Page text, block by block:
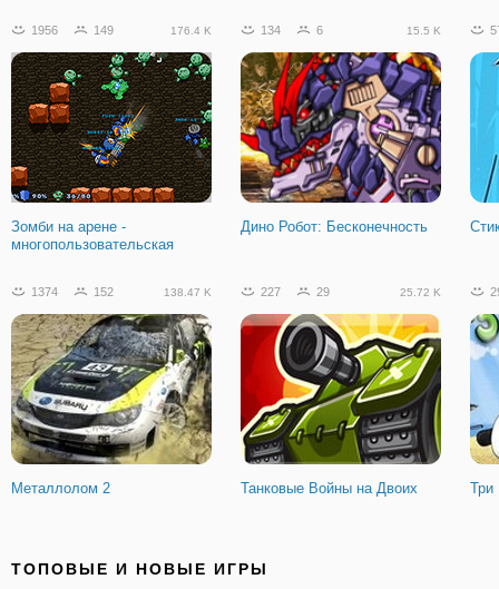
1956 149 176.4 K
Зомби на арене -
многопользовательская
134 6 15.5 K
Дино Робот: Бесконечность
1374 152 138.47 K
Металлолом 2
227 29 25.72 K
Танковые Войны на Двоих Три
ТОПОВЫЕ И НОВЫЕ ИГРЫ